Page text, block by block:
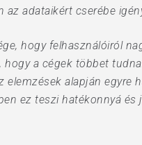
adataikért cserébe
hogy felhasználóiról
a cégek többet
alapján egyre
ez teszi hatékonnyá